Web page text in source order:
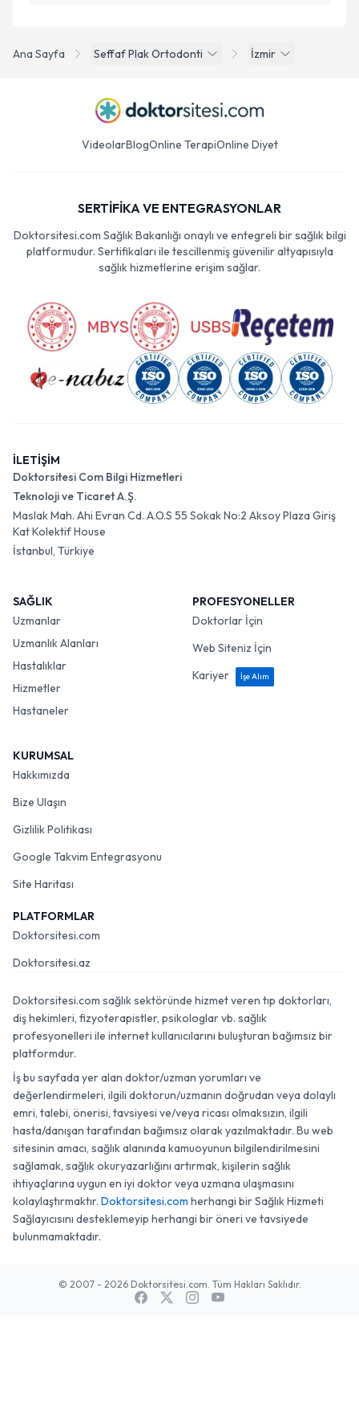
Ana Sayfa Seffaf Plak Ortodonti İzmir
VideolarBlogOnline TerapiOnline Diyet
SERTİFİKA VE ENTEGRASYONLAR
Doktorsitesi.com Sağlık Bakanlığı onaylı ve entegreli bir sağlık bilgi
platformudur. Sertifikaları ile tescillenmiş güvenilir altyapısıyla
sağlık hizmetlerine erişim sağlar.
İLETİŞİM
Doktorsitesi Com Bilgi Hizmetleri
Teknoloji ve Ticaret A.Ş.
Maslak Mah. Ahi Evran Cd. A.O.S 55 Sokak No:2 Aksoy Plaza Giriş
Kat Kolektif House
İstanbul, Türkiye
SAĞLIK
Uzmanlar
Uzmanlık Alanları
Hastalıklar
Hizmetler
Hastaneler
PROFESYONELLER
Doktorlar İçin
Web Siteniz İçin
Kariyer
İşe Alım
KURUMSAL
Hakkımızda
Bize Ulaşın
Gizlilik Politikası
Google Takvim Entegrasyonu
Site Haritası
PLATFORMLAR
Doktorsitesi.com
Doktorsitesi.az
Doktorsitesi.com sağlık sektöründe hizmet veren tıp doktorları,
diş hekimleri, fizyoterapistler, psikologlar vb. sağlık
profesyonelleri ile internet kullanıcılarını buluşturan bağımsız bir
platformdur.
İş bu sayfada yer alan doktor/uzman yorumları ve
değerlendirmeleri, ilgili doktorun/uzmanın doğrudan veya dolaylı
emri, talebi, önerisi, tavsiyesi ve/veya ricası olmaksızın, ilgili
hasta/danışan tarafından bağımsız olarak yazılmaktadır. Bu web
sitesinin amacı, sağlık alanında kamuoyunun bilgilendirilmesini
sağlamak, sağlık okuryazarlığını artırmak, kişilerin sağlık
ihtiyaçlarına uygun en iyi doktor veya uzmana ulaşmasını
kolaylaştırmaktır. Doktorsitesi.com herhangi bir Sağlık Hizmeti
Sağlayıcısını desteklemeyip herhangi bir öneri ve tavsiyede
bulunmamaktadır.
© 2007 - 2026 Doktorsitesi.com. Tüm Hakları Saklıdır.